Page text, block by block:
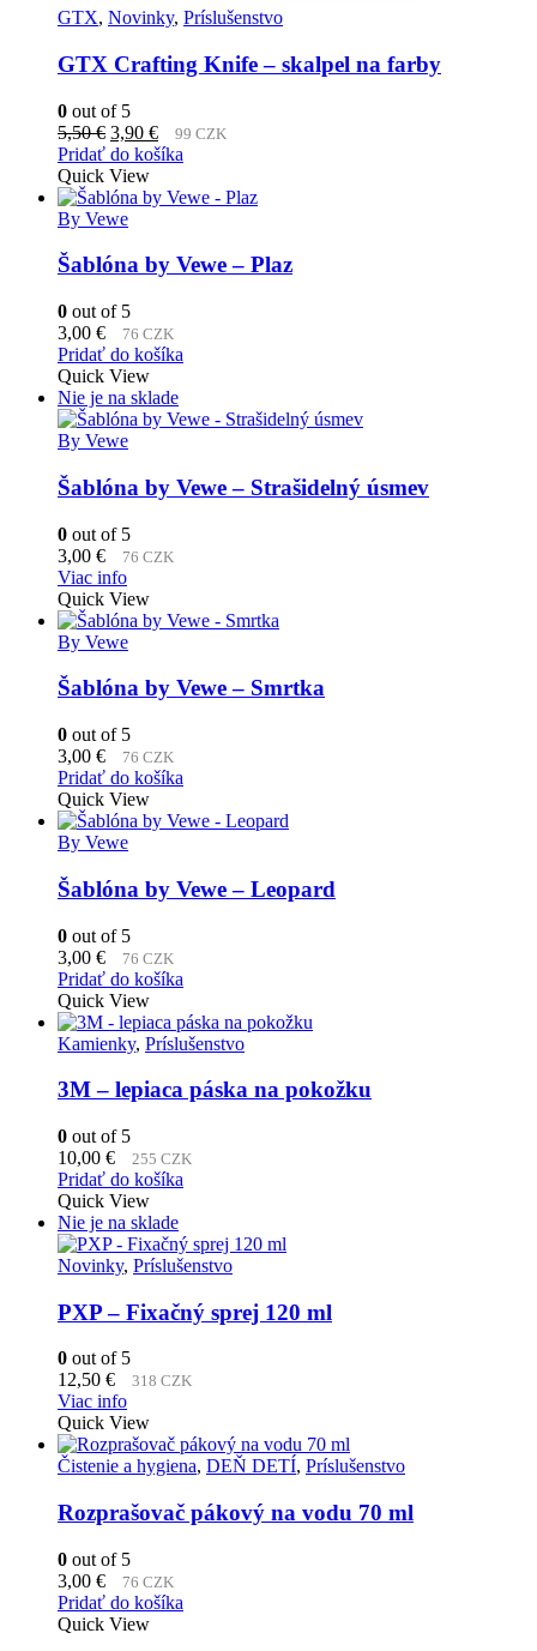
GTX, Novinky, Príslušenstvo
GTX Crafting Knife – skalpel na farby
0 out of 5
5,50€ Pôvodná
cena
bola:
5,50 €.
3,90 €Aktuálna
cena
3,90 €.
99 CZK
Pridať do košíka
Quick View
By Vewe
Šablóna by Vewe – Plaz
0 out of 5
3,00 € 76 CZK
Pridať do košíka
Quick View
Nie je na sklade
By Vewe
Šablóna by Vewe – Strašidelný úsmev
0 out of 5
3,00 € 76 CZK
Viac info
Quick View
By Vewe
Šablóna by Vewe – Smrtka
0 out of 5
3,00 € 76 CZK
Pridať do košíka
Quick View
By Vewe
Šablóna by Vewe – Leopard
0 out of 5
3,00 € 76 CZK
Pridať do košíka
Quick View
Kamienky, Príslušenstvo
3M – lepiaca páska na pokožku
0 out of 5
10,00 € 255 CZK
Pridať do košíka
Quick View
Nie je na sklade
Novinky, Príslušenstvo
PXP – Fixačný sprej 120 ml
0 out of 5
12,50 € 318 CZK
Viac info
Quick View
Čistenie a hygiena, DEŇ DETÍ, Príslušenstvo
Rozprašovač pákový na vodu 70 ml
0 out of 5
3,00 € 76 CZK
Pridať do košíka
Quick View